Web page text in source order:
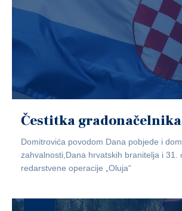
Čestitka
Domitrovića povodom Dana pobjede i
zahvalnosti,Dana hrvatskih branitelja i 31.
redarstvene operacije „Oluja“